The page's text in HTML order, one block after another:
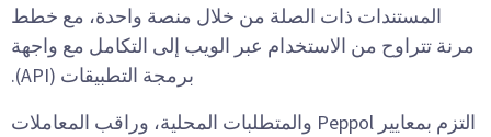
المستندات ذات الصلة من خلال منصة واحدة، مع خطط
مرنة تتراوح من الاستخدام عبر الويب إلى التكامل مع واجهة
برمجة التطبيقات (API).
التزم بمعايير Peppol والمتطلبات المحلية، وراقب المعاملات